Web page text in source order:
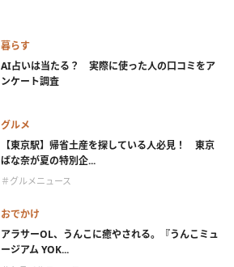
暮らす
AI占いは当たる？ 実際に使った人の口コミをア
ンケート調査
グルメ
【東京駅】帰省土産を探している人必見！ 東京
ばな奈が夏の特別企...
＃グルメニュース
おでかけ
アラサーOL、うんこに癒やされる。『うんこミュ
ージアム YOK...